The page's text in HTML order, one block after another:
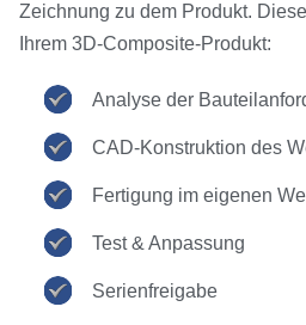
Zeichnung zu dem Produkt.
Ihrem 3D-Composite-Produkt:
Analyse der
CAD-Konstruktion des
Fertigung im eigenen
Test & Anpassung
Serienfreigabe